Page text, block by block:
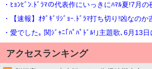
・ﾋｮﾝﾋﾞﾝ.ﾄﾞﾗﾏの代表作にいっきにﾊﾏﾙ夏!7月の
・【速報】ｵﾀﾞｷﾞﾘｼﾞｮｰ.ﾄﾞﾗﾏ打ち切り!凶なのか
・愛でした｡ 関ｼﾞｬﾆ｢ﾊﾟﾊﾟﾄﾞﾙ!｣主題歌､6月13日
アクセスランキング